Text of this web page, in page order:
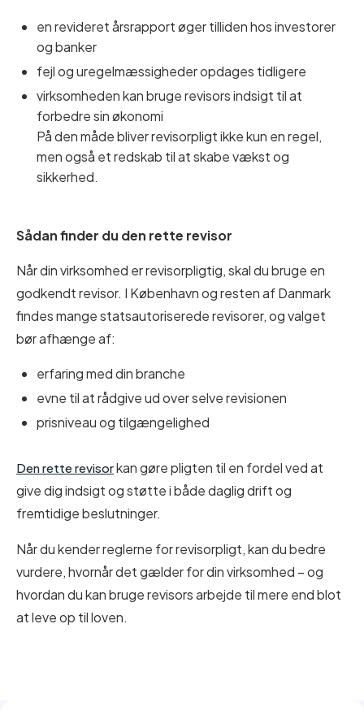
en revideret årsrapport øger tilliden hos investorer
og banker
fejl og uregelmæssigheder opdages tidligere
virksomheden kan bruge revisors indsigt til at
forbedre sin økonomi
På den måde bliver revisorpligt ikke kun en regel,
men også et redskab til at skabe vækst og
sikkerhed.
Sådan finder du den rette revisor
Når din virksomhed er revisorpligtig, skal du bruge en
godkendt revisor. I København og resten af Danmark
findes mange statsautoriserede revisorer, og valget
bør afhænge af:
erfaring med din branche
evne til at rådgive ud over selve revisionen
prisniveau og tilgængelighed
Den rette revisorkan gøre pligten til en fordel ved at
give dig indsigt og støtte i både daglig drift og
fremtidige beslutninger.
Når du kender reglerne for revisorpligt, kan du bedre
vurdere, hvornår det gælder for din virksomhed – og
hvordan du kan bruge revisors arbejde til mere end blot
at leve op til loven.